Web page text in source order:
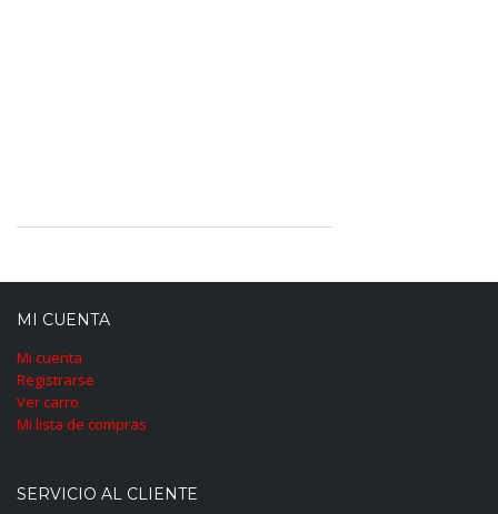
MI CUENTA
Mi cuenta
Registrarse
Ver carro
Mi lista de compras
SERVICIO AL CLIENTE